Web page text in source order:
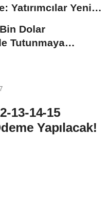
Yatırımcılar Yeni
Dolar
Tutunmaya
13-14-15
Yapılacak!